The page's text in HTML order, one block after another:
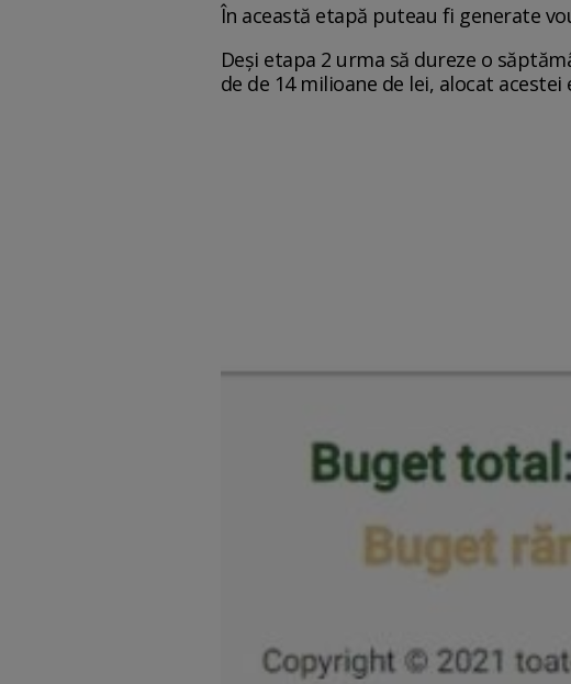
În această etapă puteau fi generate
Deși etapa 2 urma să dureze o
de de 14 milioane de lei, alocat